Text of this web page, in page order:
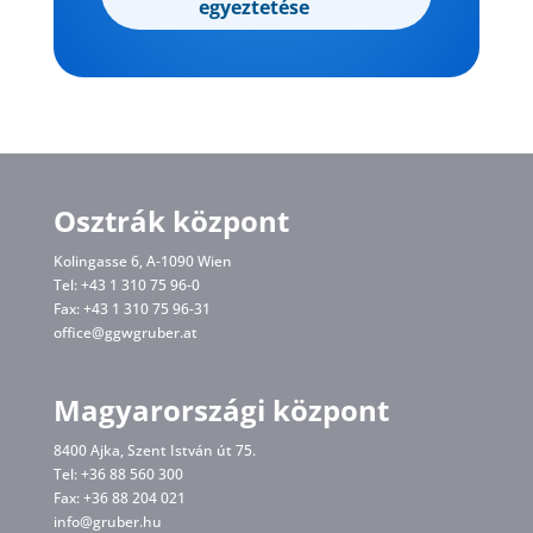
egyeztetése
Osztrák központ
Kolingasse 6, A-1090 Wien
Tel: +43 1 310 75 96-0
Fax: +43 1 310 75 96-31
office@ggwgruber.at
Magyarországi központ
8400 Ajka, Szent István út 75.
Tel: +36 88 560 300
Fax: +36 88 204 021
info@gruber.hu